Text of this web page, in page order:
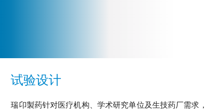
试验设计
瑞卬製药针对医疗机构、学术研究单位及生技药厂需求，